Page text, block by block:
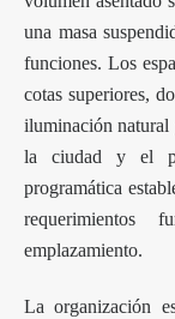
una masa
funciones. Los
cotas superiores,
iluminación
la ciudad y el
programática
requerimientos
emplazamiento.
La organización